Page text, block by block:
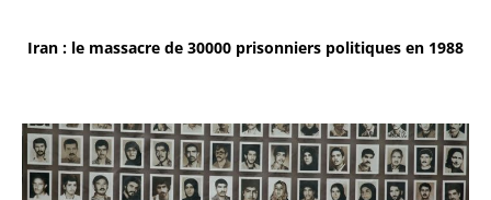
Iran : le massacre de 30000 prisonniers politiques en 1988